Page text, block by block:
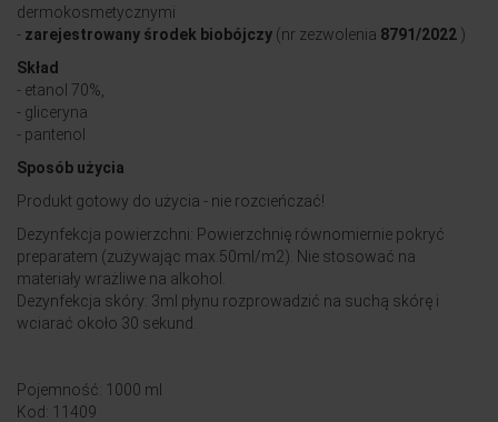
dermokosmetycznymi
- zarejestrowany środek biobójczy (nr zezwolenia 8791/2022 )
Skład
- etanol 70%,
- gliceryna
- pantenol
Sposób użycia
Produkt gotowy do użycia - nie rozcieńczać!
Dezynfekcja powierzchni: Powierzchnię równomiernie pokryć
preparatem (zużywając max.50ml/m2). Nie stosować na
materiały wrażliwe na alkohol.
Dezynfekcja skóry: 3ml płynu rozprowadzić na suchą skórę i
wciarać około 30 sekund.
Pojemność: 1000 ml
Kod: 11409